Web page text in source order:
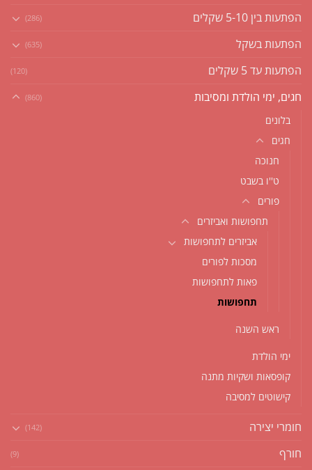
הפתעות בין 5-10 שקלים (286)
הפתעות בשקל (635)
הפתעות עד 5 שקלים (120)
חגים, ימי הולדת ומסיבות (860)
בלונים
חגים
חנוכה
ט''ו בשבט
פורים
תחפושות ואביזרים
אביזרים לתחפושות
מסכות לפורים
פאות לתחפושות
תחפושות
ראש השנה
ימי הולדת
קופסאות ושקיות מתנה
קישוטים למסיבה
חומרי יצירה (142)
חורף (9)